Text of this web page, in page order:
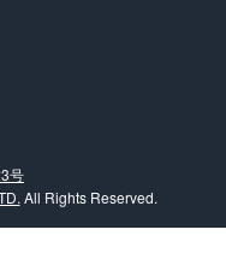
号
All Rights Reserved.